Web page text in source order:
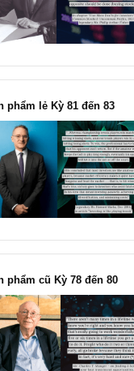
chỉ vì chiến tranh”,
Fisher
Ấn phẩm lẻ Kỳ 81 đến